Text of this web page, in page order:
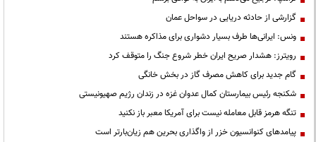
گزارشی از حادثه دریایی در سواحل عمان
ونس: ایرانی‌ها طرف بسیار دشواری برای مذاکره هستند
رویترز: هشدار صریح ایران خطر شروع جنگ را متوقف کرد
گام جدید برای کاهش مصرف گاز در بخش خانگی
شکنجه رئیس بیمارستان کمال عدوان غزه در زندان رژیم صهیونیستی
تنگه هرمز قابل معامله نیست برای آمریکا معبر باز نکنید
پیامدهای کنوانسیون خزر از واگذاری بحرین هم زیان‌بارتر است